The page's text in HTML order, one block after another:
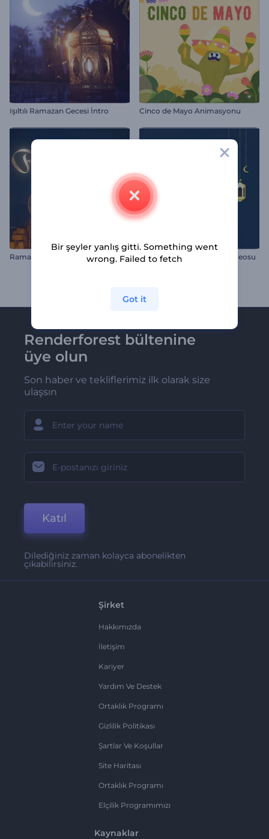
Işıltılı Ramazan Gecesi İntro Cinco de Mayo Animasyonu
Ramazan Giriş Videosu Ramazan Mübarek Giriş Videosu
Renderforest bültenine
üye olun
Son haber ve tekliflerimiz ilk olarak size
ulaşsın
Katıl
Dilediğiniz zaman kolayca abonelikten
çıkabilirsiniz.
Şirket
Hakkımızda
İletişim
Kariyer
Yardım Ve Destek
Ortaklık Programı
Gizlilik Politikası
Şartlar Ve Koşullar
Site Haritası
Ortaklık Programı
Elçilik Programımızı
Kaynaklar
Bir şeyler yanlış gitti. Something went
wrong. Failed to fetch
Got it